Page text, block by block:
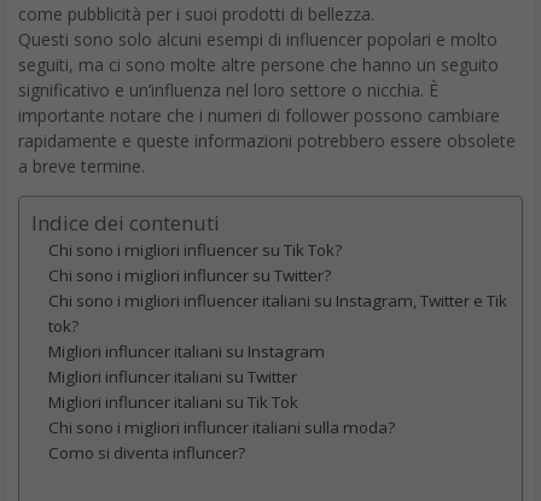
come pubblicità per i suoi prodotti di bellezza.
Questi sono solo alcuni esempi di influencer popolari e molto
seguiti, ma ci sono molte altre persone che hanno un seguito
significativo e un’influenza nel loro settore o nicchia. È
importante notare che i numeri di follower possono cambiare
rapidamente e queste informazioni potrebbero essere obsolete
a breve termine.
Indice dei contenuti
Chi sono i migliori influencer su Tik Tok?
Chi sono i migliori influncer su Twitter?
Chi sono i migliori influencer italiani su Instagram, Twitter e Tik
tok?
Migliori influncer italiani su Instagram
Migliori influncer italiani su Twitter
Migliori influncer italiani su Tik Tok
Chi sono i migliori influncer italiani sulla moda?
Como si diventa influncer?